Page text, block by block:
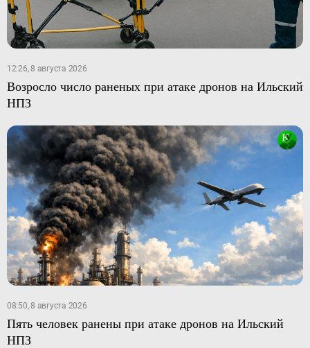
12:26, 8 августа 2026
Возросло число раненых при атаке дронов на Ильский
НПЗ
08:50, 8 августа 2026
Пять человек ранены при атаке дронов на Ильский
НПЗ